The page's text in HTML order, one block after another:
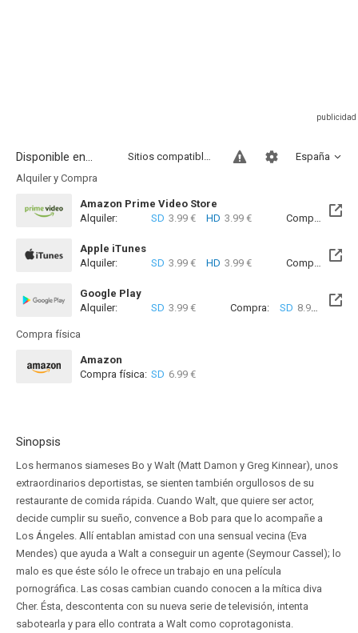
Disponible en... España
Sitios compatibles
Alquiler y Compra
Amazon Prime Video Store
Alquiler:
SD 3.99 € HD 3.99 € Compra: SD
Apple iTunes
Alquiler:
SD 3.99 € HD 3.99 € Compra: SD
Google Play
Alquiler:
SD 3.99 € Compra: SD 8.99 €
Compra física
Amazon
Compra física: SD 6.99 €
Sinopsis
Los hermanos siameses Bo y Walt (Matt Damon y Greg Kinnear), unos
extraordinarios deportistas, se sienten también orgullosos de su
restaurante de comida rápida. Cuando Walt, que quiere ser actor,
decide cumplir su sueño, convence a Bob para que lo acompañe a
Los Ángeles. Allí entablan amistad con una sensual vecina (Eva
Mendes) que ayuda a Walt a conseguir un agente (Seymour Cassel); lo
malo es que éste sólo le ofrece un trabajo en una película
pornográfica. Las cosas cambian cuando conocen a la mítica diva
Cher. Ésta, descontenta con su nueva serie de televisión, intenta
sabotearla y para ello contrata a Walt como coprotagonista.